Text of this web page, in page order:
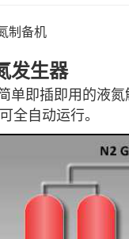
制备机
发生器
单即插即用的液
全自动运行。